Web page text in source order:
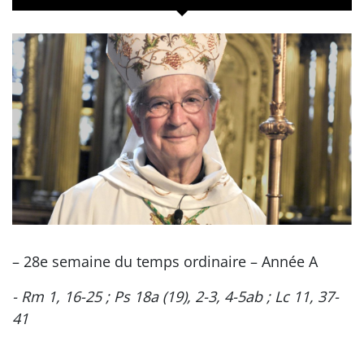
– 28e semaine du temps ordinaire – Année A
- Rm 1, 16-25 ; Ps 18a (19), 2-3, 4-5ab ; Lc 11, 37-
41